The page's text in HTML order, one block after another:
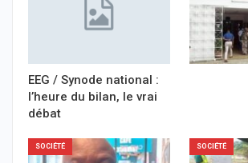
EEG / Synode national :
l’heure du bilan, le vrai
débat
SOCIÉTÉ SOCIÉTÉ